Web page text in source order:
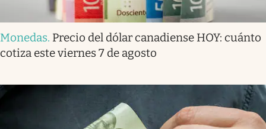
Monedas. Precio del dólar canadiense HOY: cuánto
cotiza este viernes 7 de agosto